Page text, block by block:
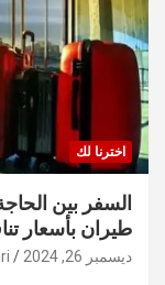
اخترنا لك
السفر بين
طيران بأسعار
ديسمبر 26, 2024